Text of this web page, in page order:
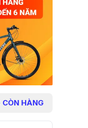
HÀNG